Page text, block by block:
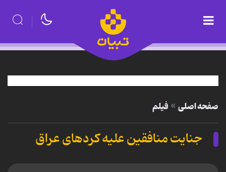
صفحه اصلی فیلم
جنایت منافقین علیه کردهای عراق